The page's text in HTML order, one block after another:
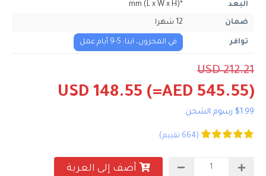
البعد *mm (L x W x H)
ضمان 12 شهرا
توافر في المخزون، ايتا: 5-9 أيام عمل
USD 212.21
USD 148.55 (=AED 545.55)
$1.99 رسوم الشحن
(664 تقييم)
أضف إلى العربة